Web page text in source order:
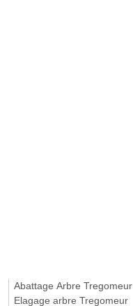
Abattage Arbre Tregomeur
Elagage arbre Tregomeur